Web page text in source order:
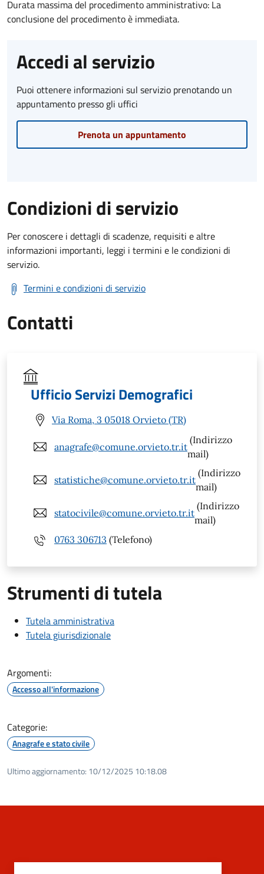
Durata massima del procedimento amministrativo: La
conclusione del procedimento è immediata.
Accedi al servizio
Puoi ottenere informazioni sul servizio prenotando un
appuntamento presso gli uffici
Prenota un appuntamento
Condizioni di servizio
Per conoscere i dettagli di scadenze, requisiti e altre
informazioni importanti, leggi i termini e le condizioni di
servizio.
Termini e condizioni di servizio
Contatti
Ufficio Servizi Demografici
Via Roma, 3 05018 Orvieto (TR)
anagrafe@comune.orvieto.tr.it
(Indirizzo
mail)
statistiche@comune.orvieto.tr.it
(Indirizzo
mail)
statocivile@comune.orvieto.tr.it
(Indirizzo
mail)
0763 306713 (Telefono)
Strumenti di tutela
Tutela amministrativa
Tutela giurisdizionale
Argomenti:
Accesso all'informazione
Categorie:
Anagrafe e stato civile
Ultimo aggiornamento: 10/12/2025 10:18.08